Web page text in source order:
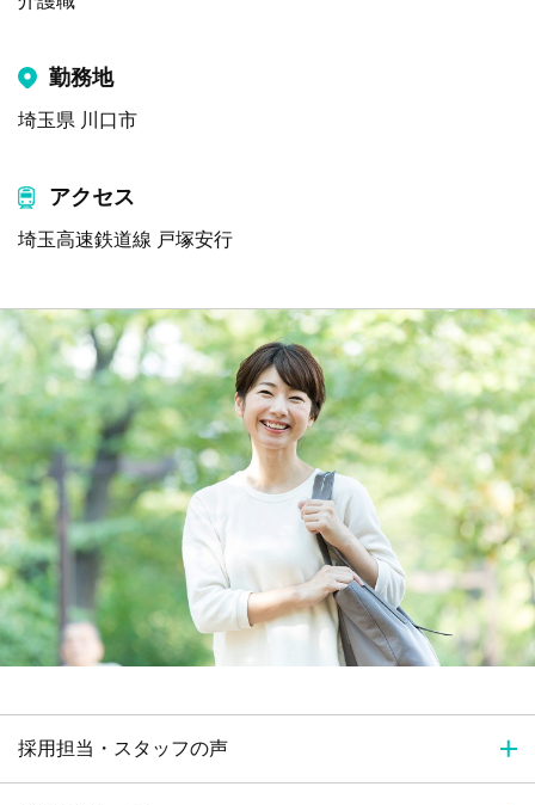
勤務地
埼玉県 川口市
アクセス
埼玉高速鉄道線 戸塚安行
採用担当・スタッフの声